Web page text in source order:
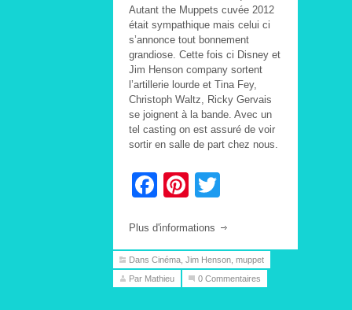
Autant the Muppets cuvée 2012
était sympathique mais celui ci
s’annonce tout bonnement
grandiose. Cette fois ci Disney et
Jim Henson company sortent
l’artillerie lourde et Tina Fey,
Christoph Waltz, Ricky Gervais
se joignent à la bande. Avec un
tel casting on est assuré de voir
sortir en salle de part chez nous.
Facebook
Pinterest
Plus d'informations
Dans Cinéma, Jim Henson, muppet
Par Mathieu
0 Commentaires